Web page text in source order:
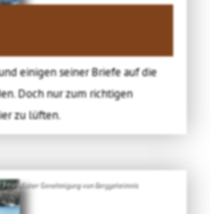
einigen seiner Briefe auf die
Doch nur zum richtigen
zu lüften.
freundlicher Genehmigung von Berggeheimnis